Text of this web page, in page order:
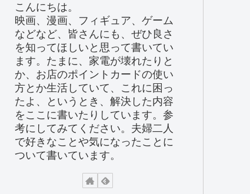
こんにちは。
映画、漫画、フィギュア、ゲーム
などなど、皆さんにも、ぜひ良さ
を知ってほしいと思って書いてい
ます。たまに、家電が壊れたりと
か、お店のポイントカードの使い
方とか生活していて、これに困っ
たよ、というとき、解決した内容
をここに書いたりしています。参
考にしてみてください。夫婦二人
で好きなことや気になったことに
ついて書いています。